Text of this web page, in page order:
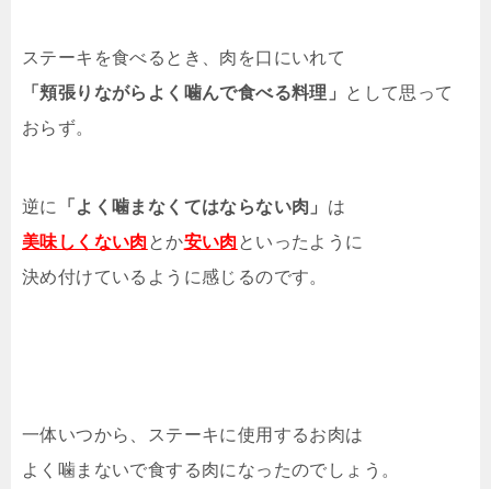
ステーキを食べるとき、肉を口にいれて
「頬張りながらよく噛んで食べる料理」
として思って
おらず。
逆に 「よく噛まなくてはならない肉」 は
美味しくない肉 とか安い肉 といったように
決め付けているように感じるのです。
一体いつから、ステーキに使用するお肉は
よく噛まないで食する肉になったのでしょう。